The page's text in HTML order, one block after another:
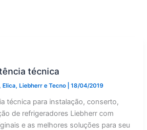
técnica
Liebherr e Tecno |18/04/2019
técnica para instalação, conserto,
de refrigeradores Liebherr com
e as melhores soluções para seu